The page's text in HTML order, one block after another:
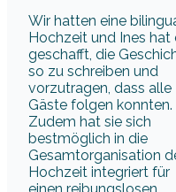
Wir hatten eine
Hochzeit und Ines hat
geschafft, die
so zu schreiben und
vorzutragen, dass alle
Gäste folgen konnten.
Zudem hat sie sich
bestmöglich in die
Gesamtorganisation
Hochzeit integriert für